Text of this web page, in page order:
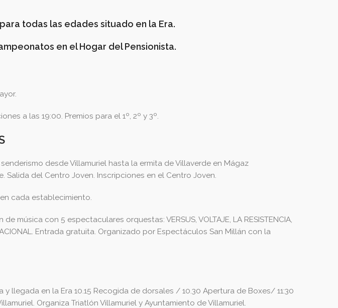
todas las edades situado en la Era.
en el Hogar del Pensionista.
a las 19:00. Premios para el 1º, 2º y 3º.
senderismo desde Villamuriel hasta la ermita de Villaverde en Mágaz
del Centro Joven. Inscripciones en el Centro Joven.
cada establecimiento.
música con 5 espectaculares orquestas: VERSUS, VOLTAJE, LA RESISTENCIA,
Entrada gratuita. Organizado por Espectáculos San Millán con la
y llegada en la Era 10.15 Recogida de dorsales / 10.30 Apertura de Boxes/ 11:30
Organiza Triatlón Villamuriel y Ayuntamiento de Villamuriel.